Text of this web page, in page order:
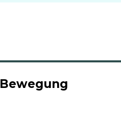
Bewegung